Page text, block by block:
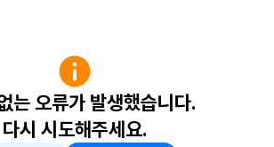
는 오류가 발생했습니다.
다시 시도해주세요.